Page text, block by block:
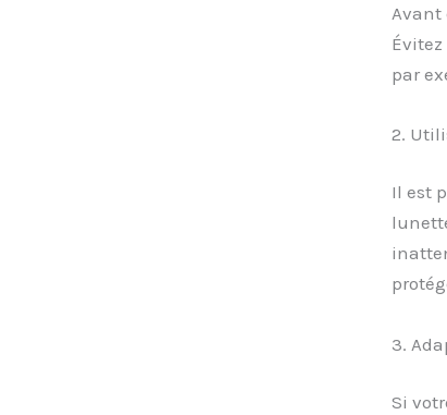
Avant
par
2.
Il est
3.
Si